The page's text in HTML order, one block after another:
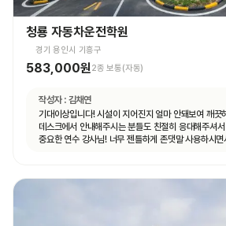
청룡 자동차운전학원
경기 용인시 기흥구
583,000원2종 보통(자동)
작성자 : 김채연
기대이상입니다! 시설이 지어진지 얼마 안돼보여 깨끗
데스크에서 안내해주시는 분들도 친절히 응대해주셔
중요한 연수 강사님! 너무 젠틀하게 존댓말 사용하시